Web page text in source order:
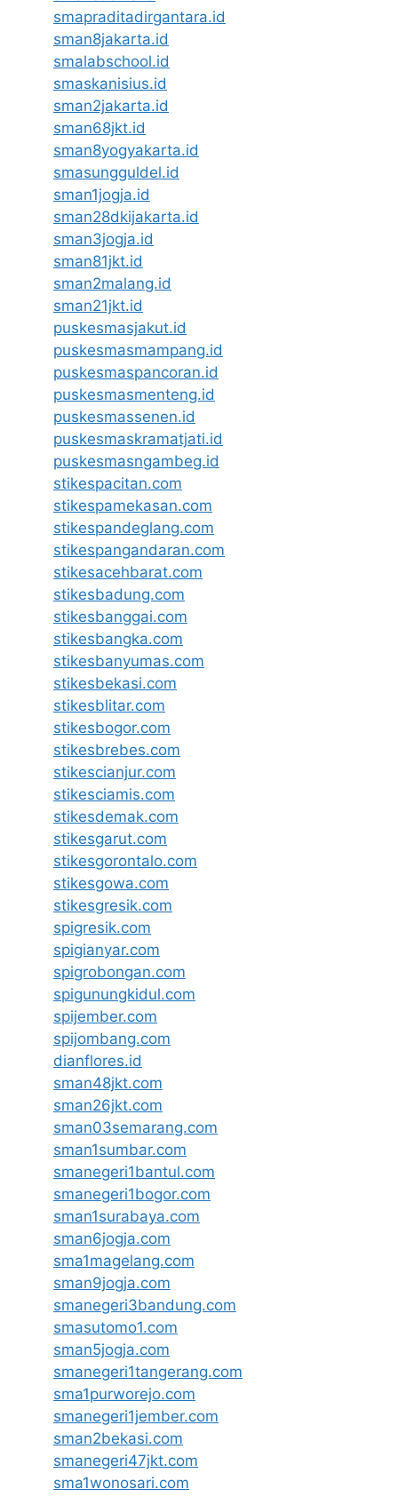
smapraditadirgantara.id
sman8jakarta.id
smalabschool.id
smaskanisius.id
sman2jakarta.id
sman68jkt.id
sman8yogyakarta.id
smasungguldel.id
sman1jogja.id
sman28dkijakarta.id
sman3jogja.id
sman81jkt.id
sman2malang.id
sman21jkt.id
puskesmasjakut.id
puskesmasmampang.id
puskesmaspancoran.id
puskesmasmenteng.id
puskesmassenen.id
puskesmaskramatjati.id
puskesmasngambeg.id
stikespacitan.com
stikespamekasan.com
stikespandeglang.com
stikespangandaran.com
stikesacehbarat.com
stikesbadung.com
stikesbanggai.com
stikesbangka.com
stikesbanyumas.com
stikesbekasi.com
stikesblitar.com
stikesbogor.com
stikesbrebes.com
stikescianjur.com
stikesciamis.com
stikesdemak.com
stikesgarut.com
stikesgorontalo.com
stikesgowa.com
stikesgresik.com
spigresik.com
spigianyar.com
spigrobongan.com
spigunungkidul.com
spijember.com
spijombang.com
dianflores.id
sman48jkt.com
sman26jkt.com
sman03semarang.com
sman1sumbar.com
smanegeri1bantul.com
smanegeri1bogor.com
sman1surabaya.com
sman6jogja.com
sma1magelang.com
sman9jogja.com
smanegeri3bandung.com
smasutomo1.com
sman5jogja.com
smanegeri1tangerang.com
sma1purworejo.com
smanegeri1jember.com
sman2bekasi.com
smanegeri47jkt.com
sma1wonosari.com